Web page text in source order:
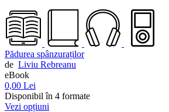
Pădurea spânzuraților
de Liviu Rebreanu
eBook
0,00 Lei
Disponibil în 4 formate
Vezi opțiuni